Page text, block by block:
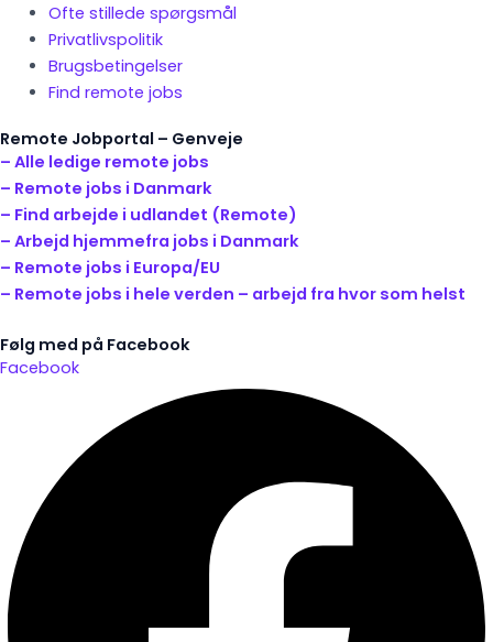
Ofte stillede spørgsmål
Privatlivspolitik
Brugsbetingelser
Find remote jobs
Remote Jobportal – Genveje
– Alle ledige remote jobs
– Remote jobs i Danmark
– Find arbejde i udlandet (Remote)
– Arbejd hjemmefra jobs i Danmark
– Remote jobs i Europa/EU
– Remote jobs i hele verden – arbejd fra hvor som helst
Følg med på Facebook
Facebook